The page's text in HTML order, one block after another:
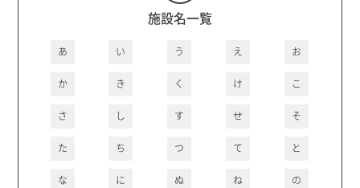
施設名一覧
あ い う え お
か き く け こ
さ し す せ そ
た ち つ て と
な に ぬ ね の